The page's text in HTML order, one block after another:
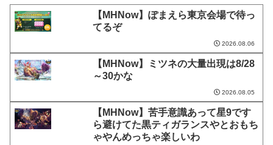
【MHNow】ぽまえら東京会場で待っ
てるぞ
2026.08.06
【MHNow】ミツネの大量出現は8/28
～30かな
2026.08.05
【MHNow】苦手意識あって星9です
ら避けてた黒ティガランスやとおもち
ゃやんめっちゃ楽しいわ